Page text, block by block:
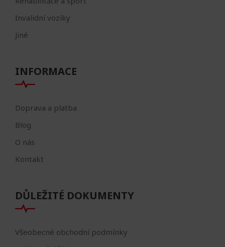
Invalidní vozíky
Jiné
INFORMACE
Doprava a platba
Blog
O nás
Kontakt
DŮLEŽITÉ DOKUMENTY
Všeobecné obchodní podmínky